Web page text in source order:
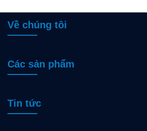
Về chúng tôi
Các sản phẩm
Tin tức